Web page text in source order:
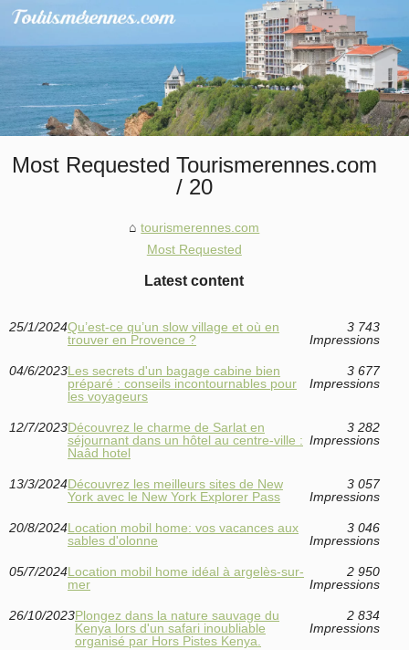
Most Requested Tourismerennes.com
/ 20
tourismerennes.com
Most Requested
Latest content
25/1/2024Qu’est-ce qu’un slow village et où en
trouver en Provence ?
3 743
Impressions
04/6/2023Les secrets d'un bagage cabine bien
préparé : conseils incontournables pour
les voyageurs
3 677
Impressions
12/7/2023Découvrez le charme de Sarlat en
séjournant dans un hôtel au centre-ville :
Naâd hotel
3 282
Impressions
13/3/2024Découvrez les meilleurs sites de New
York avec le New York Explorer Pass
3 057
Impressions
20/8/2024Location mobil home: vos vacances aux
sables d'olonne
3 046
Impressions
05/7/2024Location mobil home idéal à argelès-sur-
mer
2 950
Impressions
26/10/2023Plongez dans la nature sauvage du
Kenya lors d'un safari inoubliable
organisé par Hors Pistes Kenya.
2 834
Impressions